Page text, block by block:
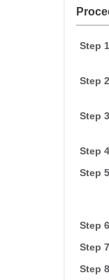
Step 1
Step 2
Step 3
Step 4
Step 5
Step 6
Step 7
Step 8